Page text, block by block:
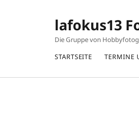
lafokus13
Die Gruppe von
STARTSEITE
TERMINE